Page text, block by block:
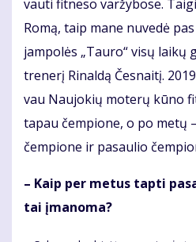
vau­ti fit­ne­so var­žy­bo­se.
Ro­mą, taip ma­ne nu­ve­dė
jam­po­lės „Tau­ro“ vi­sų lai­kų
tre­ne­rį Ri­nal­dą Čes­nai­tį.
vau Nau­jo­kių mo­te­rų kū­no
ta­pau čem­pio­ne, o po me­tų
čem­pio­ne ir pa­sau­lio
– Kaip per me­tus tap­ti
tai įma­no­ma?